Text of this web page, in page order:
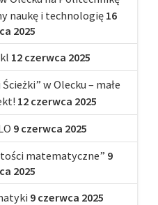
naukę i technologię 16
2025
12 czerwca 2025
w Olecku – małe
12 czerwca 2025
9 czerwca 2025
matematyczne” 9
2025
9 czerwca 2025